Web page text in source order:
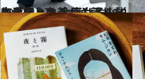
2022.2.17
恋愛至上主義から離れた生き方とは？ 腐女子小説を上梓した 金原ひとみインタビュー
カルチャー